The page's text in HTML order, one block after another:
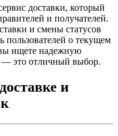
доставки, который
и получателей.
и смены статусов
пользователей о текущем
ищете надежную
это отличный выбор.
и